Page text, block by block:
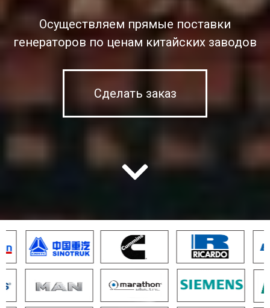
Осуществляем прямые поставки
генераторов по ценам китайских заводов
Сделать заказ